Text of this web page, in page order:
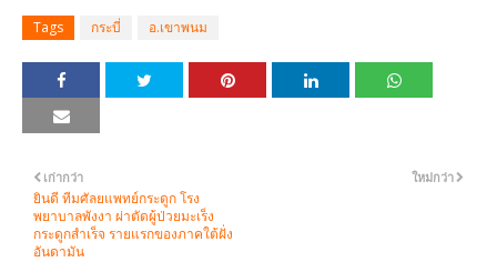
Tags กระบี่ อ.เขาพนม
ใหม่กว่า
เก่ากว่า
ยินดี ทีมศัลยแพทย์กระดูก โรง
พยาบาลพังงา ผ่าตัดผู้ป่วยมะเร็ง
กระดูกสำเร็จ รายแรกของภาคใต้ฝั่ง
อันดามัน